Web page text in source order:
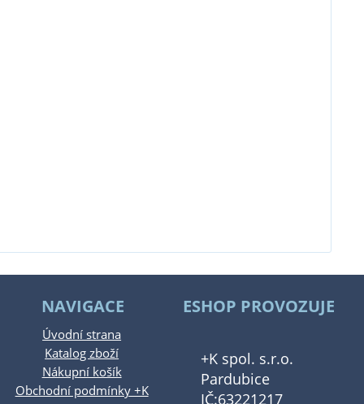
NAVIGACE
Úvodní strana
Katalog zboží
Nákupní košík
Obchodní podmínky +K
ESHOP PROVOZUJE
+K spol. s.r.o.
Pardubice
IČ:63221217